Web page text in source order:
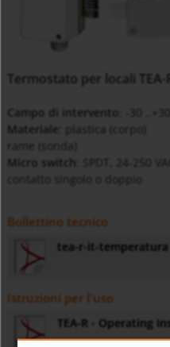
Termostato per locali TEA-
Campo di intervento
: -30
Materiale
Micro switch
: SPDT, 24-250
contatto singolo o doppio
Bollettino tecnico
tea-r-it-temperatura
Istruzioni per l'uso
TEA-R - Operating